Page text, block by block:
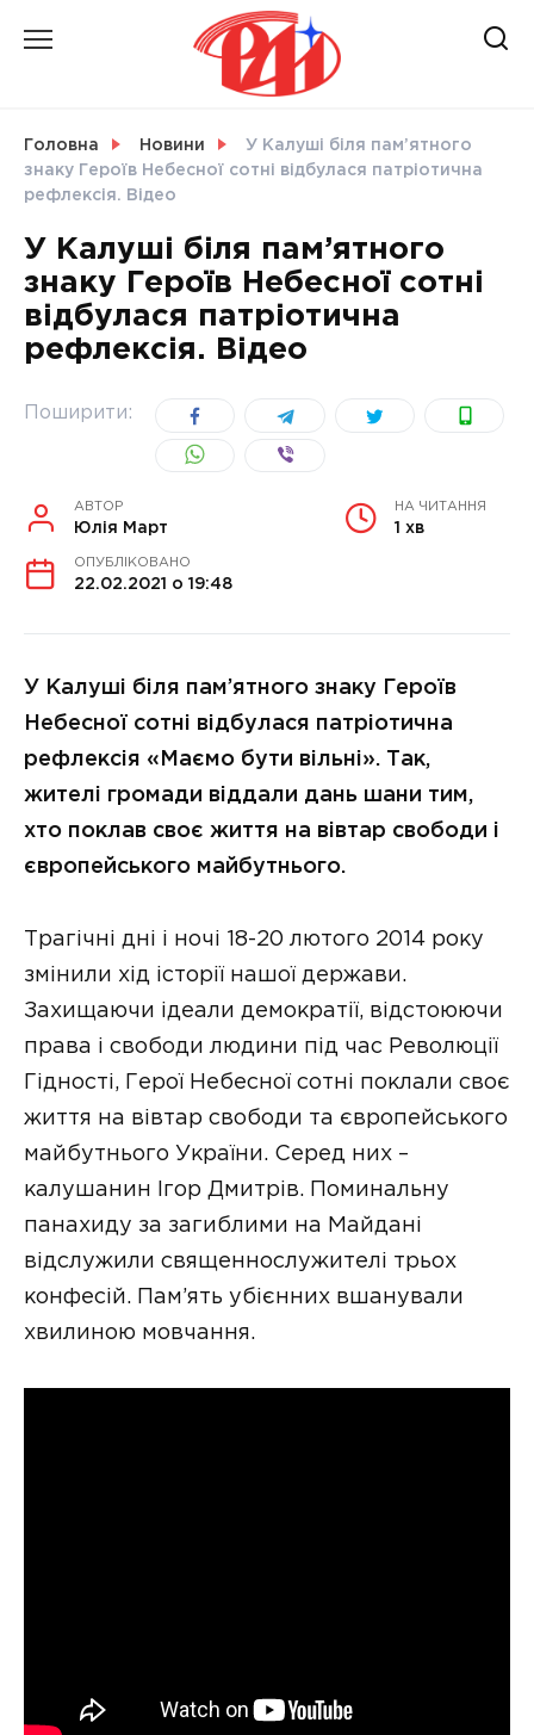
СВІТ
УКРАЇНА
Головна Новини
У Калуші біля пам’ятного
знаку Героїв Небесної сотні відбулася патріотична
рефлексія. Відео
У Калуші біля пам’ятного
знаку Героїв Небесної сотні
відбулася патріотична
рефлексія. Відео
Поширити:
АВТОР
Юлія Март
НА ЧИТАННЯ
1 хв
ОПУБЛІКОВАНО
22.02.2021 о 19:48
У Калуші біля пам’ятного знаку Героїв
Небесної сотні відбулася патріотична
рефлексія «Маємо бути вільні». Так,
жителі громади віддали дань шани тим,
хто поклав своє життя на вівтар свободи і
європейського майбутнього.
Трагічні дні і ночі 18-20 лютого 2014 року
змінили хід історії нашої держави.
Захищаючи ідеали демократії, відстоюючи
права і свободи людини під час Революції
Гідності, Герої Небесної сотні поклали своє
життя на вівтар свободи та європейського
майбутнього України. Серед них –
калушанин Ігор Дмитрів. Поминальну
панахиду за загиблими на Майдані
відслужили священнослужителі трьох
конфесій. Пам’ять убієнних вшанували
хвилиною мовчання.